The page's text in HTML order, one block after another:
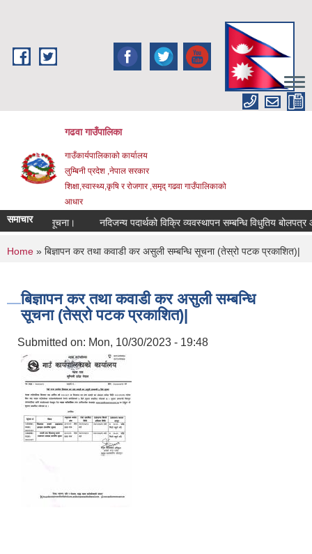
गढवा गाउँपालिका
गाउँकार्यपालिकाको कार्यालय
लुम्बिनी प्रदेश ,नेपाल सरकार
शिक्षा,स्वास्थ्य,कृषि र रोजगार ,समृद् गढवा गाउँपालिकाको
आधार
समाचार
सम्बन्धि सूचना। नदिजन्य पदार्थको विक्रि व्यवस्थापन सम्बन्धि विधुतिय बोलपत्र
You are here
Home » बिज्ञापन कर तथा कवाडी कर असुली सम्बन्धि सूचना (तेस्रो पटक प्रकाशित)|
बिज्ञापन कर तथा कवाडी कर असुली सम्बन्धि
सूचना (तेस्रो पटक प्रकाशित)|
Submitted on: Mon, 10/30/2023 - 19:48